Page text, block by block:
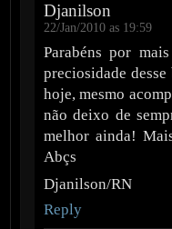
Djanilson
22/Jan/2010 as 19:59
Parabéns por
preciosidade
hoje, mesmo
não deixo de
melhor ainda!
Abçs
Djanilson/RN
Reply